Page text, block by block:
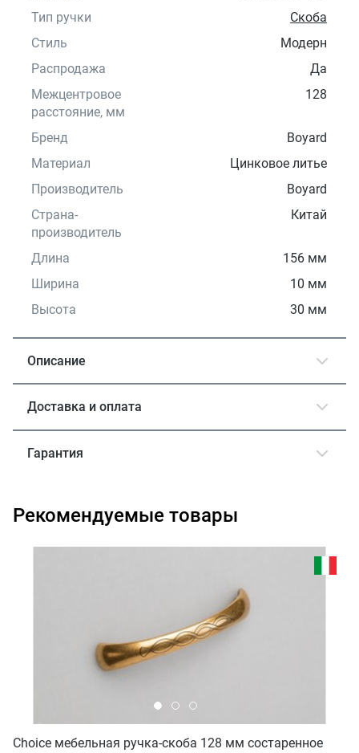
Тип ручки
Скоба
Стиль
Модерн
Распродажа
Да
Межцентровое
расстояние, мм
128
Бренд
Boyard
Материал
Цинковое литье
Производитель
Boyard
Страна-
производитель
Китай
Длина
156 мм
Ширина
10 мм
Высота
30 мм
Описание
Доставка и оплата
Гарантия
Рекомендуемые товары
Choice мебельная ручка-скоба 128 мм состаренное